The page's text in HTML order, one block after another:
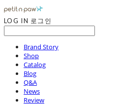
LOG IN 로그인
Brand Story
Shop
Catalog
Blog
Q&A
News
Review